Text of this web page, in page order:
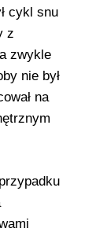
cykl snu
z
zwykle
nie był
na